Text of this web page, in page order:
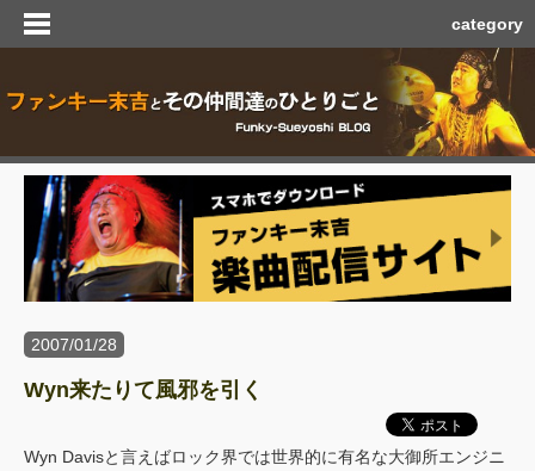
category
2007/01/28
Wyn来たりて風邪を引く
Wyn Davisと言えばロック界では世界的に有名な大御所エンジニ